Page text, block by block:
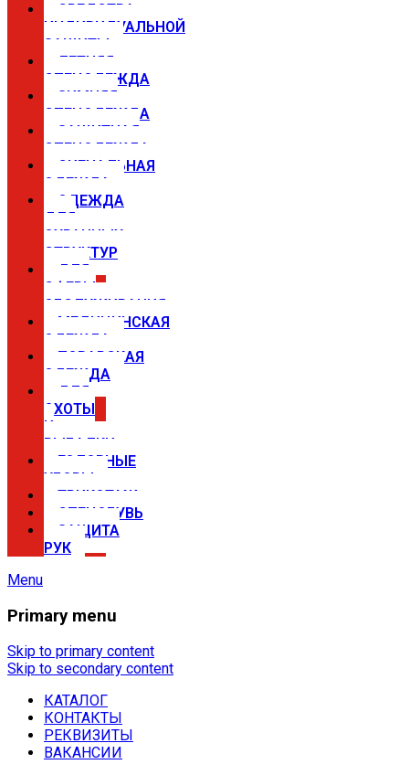
СРЕДСТВА
ИНДИВИДУАЛЬНОЙ
ЗАЩИТЫ
ЛЕТНЯЯ
СПЕЦОДЕЖДА
ЗИМНЯЯ
СПЕЦОДЕЖДА
ЗАЩИТНАЯ
СПЕЦОДЕЖДА
СИГНАЛЬНАЯ
ОДЕЖДА
ОДЕЖДА
ДЛЯ
ОХРАННЫХ
СТРУКТУР
ДЛЯ
СФЕРЫ
ОБСЛУЖИВАНИЯ
МЕДИЦИНСКАЯ
ОДЕЖДА
ПОВАРСКАЯ
ОДЕЖДА
ДЛЯ
ОХОТЫ
И
РЫБАЛКИ
ГОЛОВНЫЕ
УБОРЫ
ТРИКОТАЖ
СПЕЦОБУВЬ
ЗАЩИТА
РУК
Menu
Спецодежда в Самаре —
магазины Сириус
Купить спецодежду, спецобувь,
средства защиты недорого можно в
наших магазинах в Самаре.
Primary menu
Skip to primary content
Skip to secondary content
КАТАЛОГ
КОНТАКТЫ
РЕКВИЗИТЫ
ВАКАНСИИ